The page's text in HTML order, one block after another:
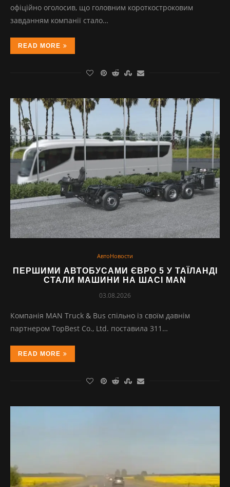
офіційно оголосив, що головним короткостроковим
завданням компанії стало…
READ MORE
АвтоНовости
ПЕРШИМИ АВТОБУСАМИ ЄВРО 5 У ТАЇЛАНДІ
СТАЛИ МАШИНИ НА ШАСІ MAN
03.08.2026
Компанія MAN Truck & Bus спільно із своїм давнім
партнером TopBest Co., Ltd. поставила 311…
READ MORE